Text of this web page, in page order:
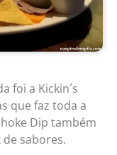
foi a Kickin´s
que faz toda a
Dip também
sabores.